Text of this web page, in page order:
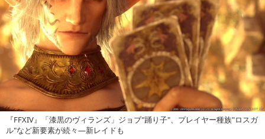
『FFXIV』「漆黒のヴィランズ」ジョブ"踊り子"、プレイヤー種族"ロスガ
ル"など新要素が続々―新レイドも